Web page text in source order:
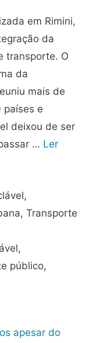
em Rimini,
da
transporte. O
da
mais de
países e
deixou de ser
… Ler
,
, Transporte
,
público,
apesar do